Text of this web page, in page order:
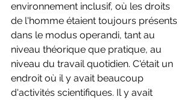
environnement inclusif, où les droits
de l'homme étaient toujours présents
dans le modus operandi, tant au
niveau théorique que pratique, au
niveau du travail quotidien. C'était un
endroit où il y avait beaucoup
d'activités scientifiques. Il y avait